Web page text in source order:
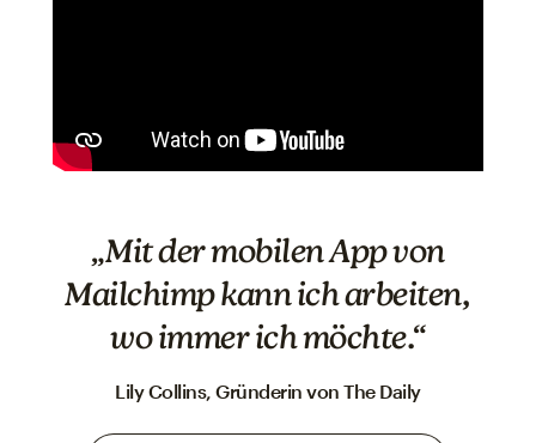
„Mit der mobilen App von
Mailchimp kann ich arbeiten,
wo immer ich möchte.“
Lily Collins, Gründerin von The Daily